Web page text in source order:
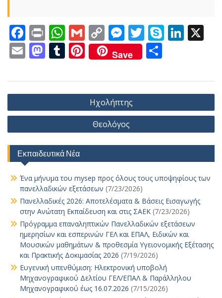
F
ac
e
b
o
o
k
Pr
in
t
W
h
at
s
A
p
p
G
m
ai
l
C
o
p
y
Li
n
k
M
e
ss
e
n
g
er
T
w
itt
er
S
p
e
Li
e
dI
n
E
ai
l
M
to
d
o
n
T
m
bl
r
Pi
nt
er
e
st
Save
ρ
α
σ
τε
ίτ
ε
Πλοήγηση
άρθρων
Ηχολήπτης
Θεολόγος
Εκπαιδευτικά Νέα
Ένα μήνυμα του mysep προς όλους τους υποψηφίους των
πανελλαδικών εξετάσεων (7/23/2026)
Πανελλαδικές 2026: Αποτελέσματα & Βάσεις Εισαγωγής
στην Ανώτατη Εκπαίδευση και στις ΣΑΕΚ (7/23/2026)
Πρόγραμμα επαναληπτικών Πανελλαδικών εξετάσεων
ημερησίων και εσπερινών ΓΕΛ και ΕΠΑΛ, Ειδικών και
Μουσικών μαθημάτων & προθεσμία Υγειονομικής Εξέτασης
και Πρακτικής Δοκιμασίας 2026 (7/19/2026)
Ευγενική υπενθύμιση: Ηλεκτρονική υποβολή
Μηχανογραφικού Δελτίου ΓΕΛ/ΕΠΑΛ & Παράλληλου
Μηχανογραφικού έως 16.07.2026 (7/15/2026)